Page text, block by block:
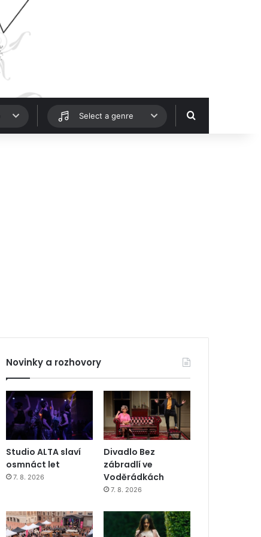
Select a genre Hledat
Novinky a rozhovory
Studio ALTA slaví
osmnáct let
7. 8. 2026
Divadlo Bez
zábradlí ve
Voděrádkách
7. 8. 2026